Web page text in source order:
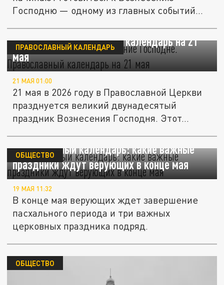
Господню — одному из главных событий...
"И облако взяло Его". Вознесение
Господне. Православный календарь на 21
мая
ПРАВОСЛАВНЫЙ КАЛЕНДАРЬ
21 МАЯ 01:00
21 мая в 2026 году в Православной Церкви
празднуется великий двунадесятый
праздник Вознесения Господня. Этот...
Православный календарь: какие важные
праздники ждут верующих в конце мая
ОБЩЕСТВО
19 МАЯ 11:32
В конце мая верующих ждет завершение
пасхального периода и три важных
церковных праздника подряд.
ОБЩЕСТВО